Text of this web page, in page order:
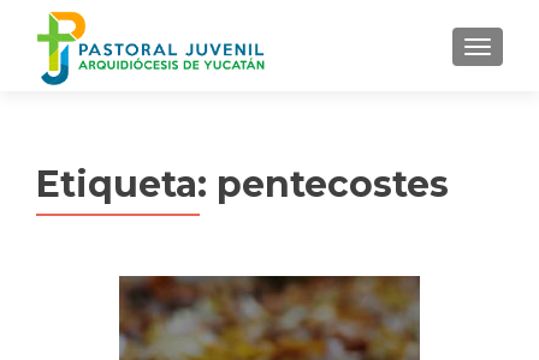
MENU
Etiqueta: pentecostes